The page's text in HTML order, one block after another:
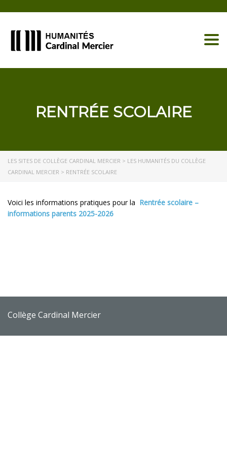
RENTRÉE SCOLAIRE
LES SITES DE COLLÈGE CARDINAL MERCIER > LES HUMANITÉS DU COLLÈGE
CARDINAL MERCIER > RENTRÉE SCOLAIRE
Voici les informations pratiques pour la Rentrée scolaire –
informations parents 2025-2026
Collège Cardinal Mercier